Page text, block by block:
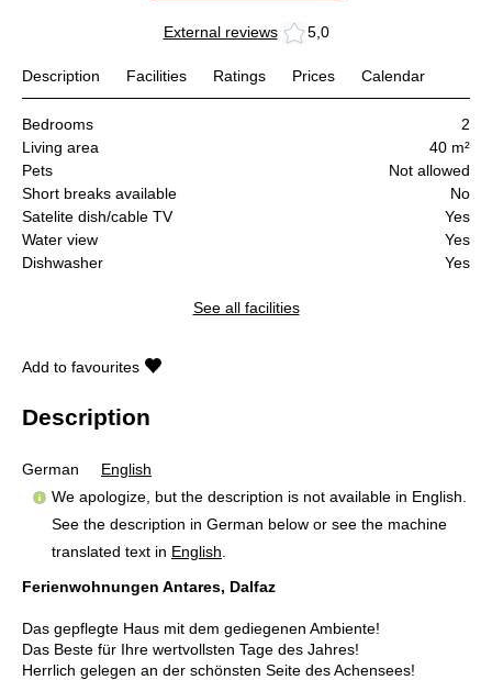
External reviews 5,0
Description Facilities Ratings Prices Calendar
Bedrooms
2
Living area
40 m²
Pets
Not allowed
Short breaks available
No
Satelite dish/cable TV
Yes
Water view
Yes
Dishwasher
Yes
See all facilities
Add to favourites
Description
German
English
We apologize, but the description is not available in English.
See the description in German below or see the machine
translated text in English
Ferienwohnungen Antares, Dalfaz
Das gepflegte Haus mit dem gediegenen Ambiente!
Das Beste für Ihre wertvollsten Tage des Jahres!
Herrlich gelegen an der schönsten Seite des Achensees!